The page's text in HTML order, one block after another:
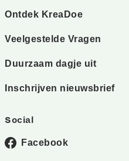
Ontdek KreaDoe
Veelgestelde Vragen
Duurzaam dagje uit
Inschrijven nieuwsbrief
Social
Facebook